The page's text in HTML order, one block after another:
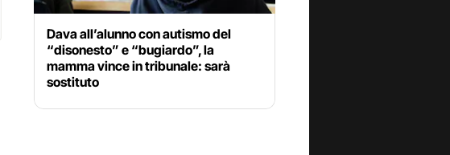
Dava all’alunno con autismo del
“disonesto” e “bugiardo”, la
mamma vince in tribunale: sarà
sostituto